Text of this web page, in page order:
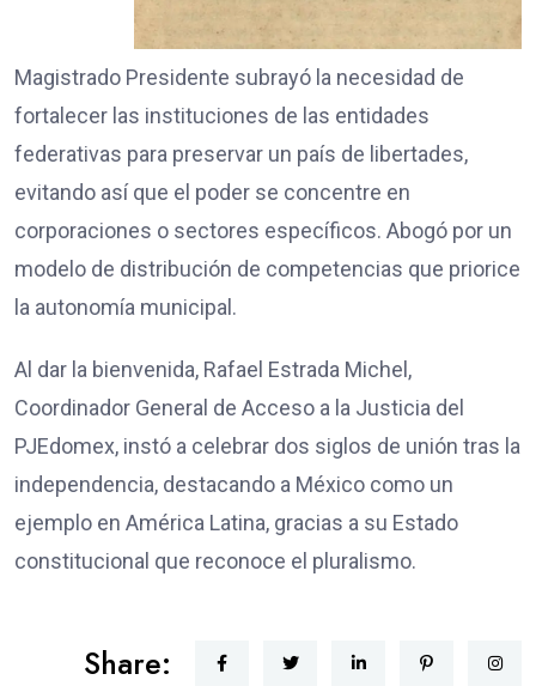
Magistrado Presidente subrayó la necesidad de
fortalecer las instituciones de las entidades
federativas para preservar un país de libertades,
evitando así que el poder se concentre en
corporaciones o sectores específicos. Abogó por un
modelo de distribución de competencias que priorice
la autonomía municipal.
Al dar la bienvenida, Rafael Estrada Michel,
Coordinador General de Acceso a la Justicia del
PJEdomex, instó a celebrar dos siglos de unión tras la
independencia, destacando a México como un
ejemplo en América Latina, gracias a su Estado
constitucional que reconoce el pluralismo.
Share: